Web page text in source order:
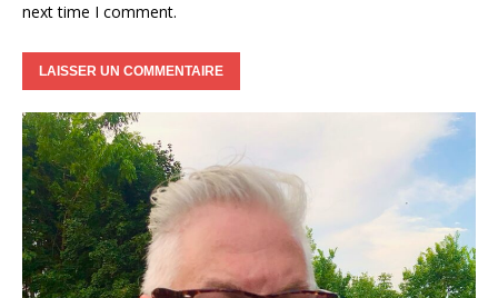
next time I comment.